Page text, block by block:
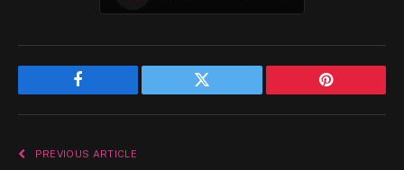
Facebook Twitter Pinterest
PREVIOUS ARTICLE